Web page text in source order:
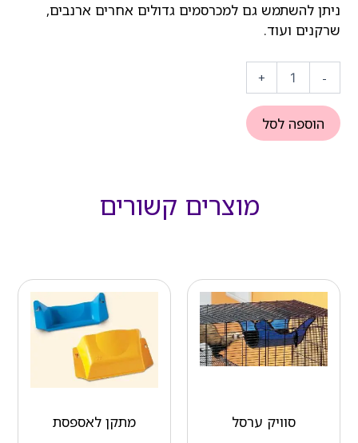
ניתן להשתמש גם למכרסמים גדולים אחרים ארנבים,
שרקנים ועוד.
-
של
שירותים
לחמוס
+
הוספה לסל
מוצרים קשורים
סוויק ערסל מתקן לאספסת